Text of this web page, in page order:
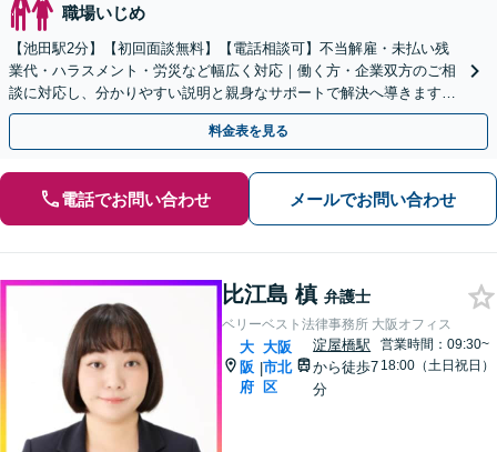
職場いじめ
【池田駅2分】【初回面談無料】【電話相談可】不当解雇・未払い残
業代・ハラスメント・労災など幅広く対応｜働く方・企業双方のご相
談に対応し、分かりやすい説明と親身なサポートで解決へ導きます
【休日・夜間対応可】
料金表を見る
電話でお問い合わせ メールでお問い合わせ
比江島 槙 弁護士
ベリーベスト法律事務所 大阪オフィス
大
阪
府
|
大阪
市北
区
淀屋橋駅
から徒歩7
分
営業時間：09:30~
18:00（土日祝日）